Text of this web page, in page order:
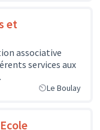
et
associative
services aux
Le Boulay